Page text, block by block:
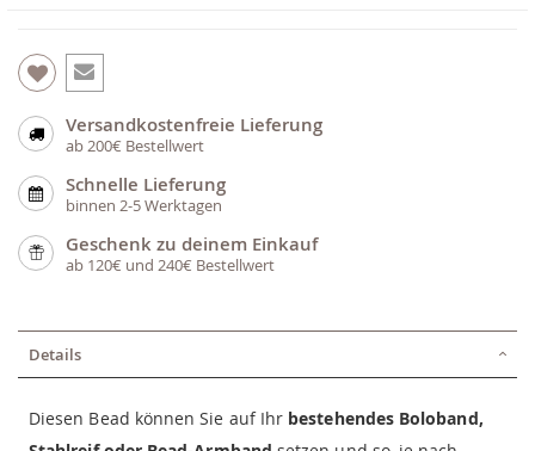
Versandkostenfreie Lieferung
ab 200€ Bestellwert
Schnelle Lieferung
binnen 2-5 Werktagen
Geschenk zu deinem Einkauf
ab 120€ und 240€ Bestellwert
Details
Diesen Bead können Sie auf Ihr bestehendes Boloband,